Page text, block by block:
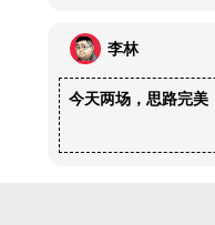
李林
今天两场，思路完美